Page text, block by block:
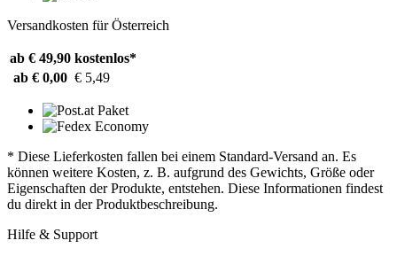
Versandkosten für Österreich
ab € 49,90 kostenlos*
ab € 0,00 € 5,49
* Diese Lieferkosten fallen bei einem Standard-Versand an. Es
können weitere Kosten, z. B. aufgrund des Gewichts, Größe oder
Eigenschaften der Produkte, entstehen. Diese Informationen findest
du direkt in der Produktbeschreibung.
Hilfe & Support